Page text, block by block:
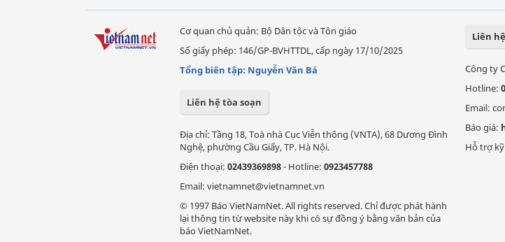
Cơ quan chủ quản: Bộ Dân tộc và Tôn giáo
Số giấy phép: 146/GP-BVHTTDL, cấp ngày 17/10/2025
Tổng biên tập: Nguyễn Văn Bá
Liên hệ tòa soạn
Địa chỉ: Tầng 18, Toà nhà Cục Viễn thông (VNTA), 68 Dương Đình
Nghệ, phường Cầu Giấy, TP. Hà Nội.
Điện thoại: 02439369898- Hotline: 0923457788
Email: vietnamnet@vietnamnet.vn
© 1997 Báo VietNamNet. All rights reserved. Chỉ được phát hành
lại thông tin từ website này khi có sự đồng ý bằng văn bản của
báo VietNamNet.
Liên
Công ty
Hotline:
Email:
Báo giá:
Hỗ trợ